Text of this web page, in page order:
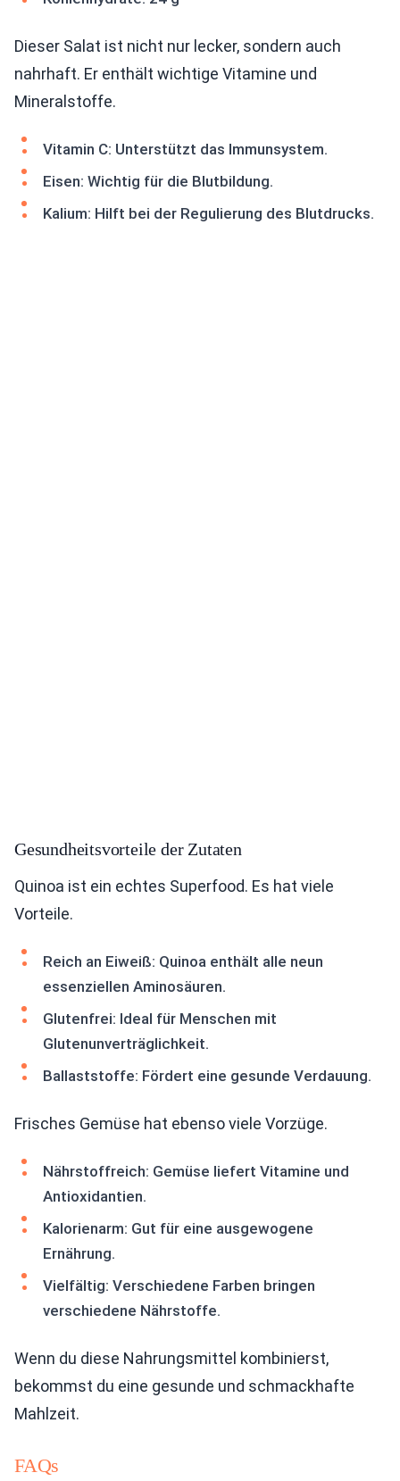
Dieser Salat ist nicht nur lecker, sondern auch
nahrhaft. Er enthält wichtige Vitamine und
Mineralstoffe.
Vitamin C: Unterstützt das Immunsystem.
Eisen: Wichtig für die Blutbildung.
Kalium: Hilft bei der Regulierung des Blutdrucks.
Gesundheitsvorteile der Zutaten
Quinoa ist ein echtes Superfood. Es hat viele
Vorteile.
Reich an Eiweiß: Quinoa enthält alle neun
essenziellen Aminosäuren.
Glutenfrei: Ideal für Menschen mit
Glutenunverträglichkeit.
Ballaststoffe: Fördert eine gesunde Verdauung.
Frisches Gemüse hat ebenso viele Vorzüge.
Nährstoffreich: Gemüse liefert Vitamine und
Antioxidantien.
Kalorienarm: Gut für eine ausgewogene
Ernährung.
Vielfältig: Verschiedene Farben bringen
verschiedene Nährstoffe.
Wenn du diese Nahrungsmittel kombinierst,
bekommst du eine gesunde und schmackhafte
Mahlzeit.
FAQs